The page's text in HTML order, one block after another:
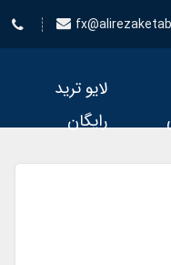
لایو ترید
رایگان